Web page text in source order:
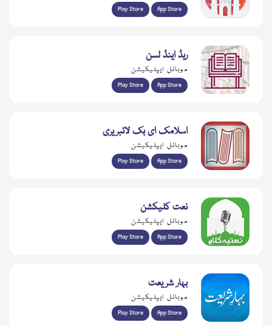
Play Store App Store
ریڈ اینڈ لسن
موبائل ایپلیکیشن
Play Store App Store
اسلامک ای بک لائبریری
موبائل ایپلیکیشن
Play Store App Store
نعت کلیکشن
موبائل ایپلیکیشن
Play Store App Store
بہار شریعت
موبائل ایپلیکیشن
Play Store App Store